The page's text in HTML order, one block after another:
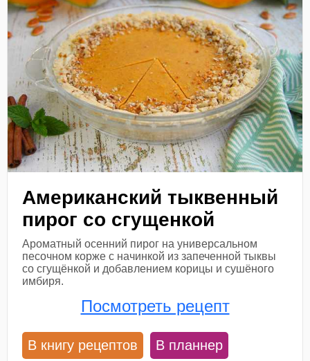
Американский тыквенный
пирог со сгущенкой
Ароматный осенний пирог на универсальном
песочном корже с начинкой из запеченной тыквы
со сгущёнкой и добавлением корицы и сушёного
имбиря.
Посмотреть рецепт
В книгу рецептов В планнер